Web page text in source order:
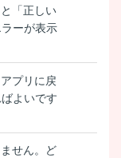
「正しい
ーが表示
プリに戻
よいです
せん。ど